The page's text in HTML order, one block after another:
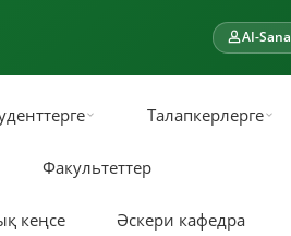
AI-Sana
Талапкерлерге
Факультеттер
кеңсе Әскери кафедра